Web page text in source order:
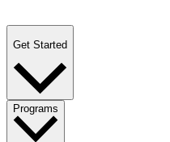
Get Started​​​​‌ ‍ ​‍​‍‌‍ ‌ ​‍‌‍‍‌‌‍‌ ‌‍‍‌‌‍ ‍​‍​‍​ ‍‍​‍​‍‌ ​ ‌‍​‌‌‍ ‍‌‍‍‌‌ ‌​‌ ‍‌​‍ ‍‌‍‍‌‌‍ ​‍​‍​‍ ​​‍​‍‌‍‍​‌ ​‍‌‍‌‌‌‍‌‍​‍​‍​ ‍‍​‍​‍‌‍‍​‌ ‌​‌ ‌​‌ ​​​ ‍‍​‍ ​‍ ‌‍ ​‌‍ ‌‍​ ‌‍​‌‌‍ ​‌‍‍​‌‍ ‌ ​ ‌ ‌​​ ‍‍​ ​ ​ ​ ​ ​ ​ ​ ​‍ ‌‍‍‌‌‍ ‍‌ ‌​‌‍‌‌‌‍ ‍‌ ‌​​‍ ‌‍‌‌‌‍‌​‌‍‍‌‌ ‌​​‍ ‌‍ ‌‌‍ ‌‍‌​‌‍‌‌​ ‌‌ ​​‌ ​‍‌‍‌‌‌ ​ ‌‍‌‌‌‍ ‍‌ ‌​‌‍​‌‌ ‌​‌‍‍‌‌‍ ‌‍ ‍​ ‍ ‌‍‍‌‌‍‌​​ ‌‌ ​ ‌‍‍‌‌ ‌​‌‍‌‌‌​‍​‌‍‌‌‌‍​‌‌‍‌​‌‍‌‌‌ ​‍​ ‍ ‌ ‌​‌ ‍‌‌ ​​‌‍‌‌​ ‌‌‍‍​‌‍‌‌‌‍​‌‌‍‌​‌‍‌‌‌ ​‍​ ‍ ‌ ​​‌‍​‌‌ ‌​‌‍‍​​ ‌‌‍‌ ‌‍‌‌‌ ‌​‌‌​ ‌ ‌​‌‍​‌‌ ​‍‌ ‌​‌‍‌‌‌‍‌​‌​ ‌‌‍‌‌‌‍ ‍‌ ‌‌​‍ ‍‌‍​‍‌ ‌​‌‍ ‍‌‌‌​‌‍‌‌‌ ‍​‌ ‌​​ ‌‍​‍‌‍​‌‌ ​ ‌‍‌‌‌‌‌‌‌ ​‍‌‍ ​​ ‌‌‍‍​‌ ‌​‌ ‌​‌ ​​​‍‌‌​ ​ ‌​​‌​‍‌‌​ ​‍‌​‌‍​‍‌‌​ ​‍‌​‌‍‌‍ ​‌‍ ‌‍​ ‌‍​‌‌‍ ​‌‍‍​‌‍ ‌ ​ ‌ ‌​​‍‌‌​ ​ ‌​​‌​ ​ ​ ​ ​ ​ ​ ​ ​‍‌‍‌‍‍‌‌‍‌​​ ‌‌ ​ ‌‍‍‌‌ ‌​‌‍‌‌‌​‍​‌‍‌‌‌‍​‌‌‍‌​‌‍‌‌‌ ​‍​‍‌‍‌ ‌​‌ ‍‌‌ ​​‌‍‌‌​ ‌‌‍‍​‌‍‌‌‌‍​‌‌‍‌​‌‍‌‌‌ ​‍​‍‌‍‌ ​​‌‍​‌‌ ‌​‌‍‍​​ ‌‌‍‌ ‌‍‌‌‌ ‌​‌‌​ ‌ ‌​‌‍​‌‌ ​‍‌ ‌​‌‍‌‌‌‍‌​‌​ ‌‌‍‌‌‌‍ ‍‌ ‌‌​‍ ‍‌‍​‍‌ ‌​‌‍ ‍‌‌‌​‌‍‌‌‌ ‍​‌ ‌​​‍‌‍‌ ​​‌‍‌‌‌ ​‍‌ ​ ‌ ​​‌‍‌‌‌‍​ ‌ ‌​‌‍‍‌‌ ‌‍‌‍‌‌​ ‌‌ ​​‌ ‌‌‌‍​‍‌‍ ​‌‍‍‌‌ ​ ‌‍‍​‌‍‌‌‌‍‌​​‍​‍‌ ‌
Programs​​​​‌ ‍ ​‍​‍‌‍ ‌ ​‍‌‍‍‌‌‍‌ ‌‍‍‌‌‍ ‍​‍​‍​ ‍‍​‍​‍‌ ​ ‌‍​‌‌‍ ‍‌‍‍‌‌ ‌​‌ ‍‌​‍ ‍‌‍‍‌‌‍ ​‍​‍​‍ ​​‍​‍‌‍‍​‌ ​‍‌‍‌‌‌‍‌‍​‍​‍​ ‍‍​‍​‍‌‍‍​‌ ‌​‌ ‌​‌ ​​​ ‍‍​‍ ​‍ ‌‍ ​‌‍ ‌‍​ ‌‍​‌‌‍ ​‌‍‍​‌‍ ‌ ​ ‌ ‌​​ ‍‍​ ​ ​ ​ ​ ​ ​ ​ ​‍ ‌‍‍‌‌‍ ‍‌ ‌​‌‍‌‌‌‍ ‍‌ ‌​​‍ ‌‍‌‌‌‍‌​‌‍‍‌‌ ‌​​‍ ‌‍ ‌‌‍ ‌‍‌​‌‍‌‌​ ‌‌ ​​‌ ​‍‌‍‌‌‌ ​ ‌‍‌‌‌‍ ‍‌ ‌​‌‍​‌‌ ‌​‌‍‍‌‌‍ ‌‍ ‍​ ‍ ‌‍‍‌‌‍‌​​ ‌‌ ​ ‌‍‍‌‌ ‌​‌‍‌‌‌​‍​‌‍‌‌‌‍​‌‌‍‌​‌‍‌‌‌ ​‍​ ‍ ‌ ‌​‌ ‍‌‌ ​​‌‍‌‌​ ‌‌‍‍​‌‍‌‌‌‍​‌‌‍‌​‌‍‌‌‌ ​‍​ ‍ ‌ ​​‌‍​‌‌ ‌​‌‍‍​​ ‌‌‍ ​‌‍‌‌‌‍‌‍‌ ‌​‌​ ‌‌‍‌‌‌‍ ‍‌ ‌‌‌ ​ ​‍‌‌​ ‌‌‌​​‍‌‌ ‌‍‍ ‌‍‌‌‌ ‍‌​‍‌‌​ ​ ‌​‌​​‍‌‌​ ​ ‌​‌​​‍‌‌​ ​‍​ ​‍​ ​ ‌‍‌​​ ‌​​ ​‌‌‍‌‌​ ‌​​ ​​​ ‌​‌‍‌‌‌‍‌​​ ​​​ ​​​‍‌‌​ ​‍​ ​‍​‍‌‌​ ‌‌‌​‌​​‍ ‍‌ ‌​‌‍‌‌‌ ‍​‌ ‌​​ ‌‍​‍‌‍​‌‌ ​ ‌‍‌‌‌‌‌‌‌ ​‍‌‍ ​​ ‌‌‍‍​‌ ‌​‌ ‌​‌ ​​​‍‌‌​ ​ ‌​​‌​‍‌‌​ ​‍‌​‌‍​‍‌‌​ ​‍‌​‌‍‌‍ ​‌‍ ‌‍​ ‌‍​‌‌‍ ​‌‍‍​‌‍ ‌ ​ ‌ ‌​​‍‌‌​ ​ ‌​​‌​ ​ ​ ​ ​ ​ ​ ​ ​‍‌‍‌‍‍‌‌‍‌​​ ‌‌ ​ ‌‍‍‌‌ ‌​‌‍‌‌‌​‍​‌‍‌‌‌‍​‌‌‍‌​‌‍‌‌‌ ​‍​‍‌‍‌ ‌​‌ ‍‌‌ ​​‌‍‌‌​ ‌‌‍‍​‌‍‌‌‌‍​‌‌‍‌​‌‍‌‌‌ ​‍​‍‌‍‌ ​​‌‍​‌‌ ‌​‌‍‍​​ ‌‌‍ ​‌‍‌‌‌‍‌‍‌ ‌​‌​ ‌‌‍‌‌‌‍ ‍‌ ‌‌‌ ​ ​‍‌‌​ ‌‌‌​​‍‌‌ ‌‍‍ ‌‍‌‌‌ ‍‌​‍‌‌​ ​ ‌​‌​​‍‌‌​ ​ ‌​‌​​‍‌‌​ ​‍​ ​‍​ ​ ‌‍‌​​ ‌​​ ​‌‌‍‌‌​ ‌​​ ​​​ ‌​‌‍‌‌‌‍‌​​ ​​​ ​​​‍‌‌​ ​‍​ ​‍​‍‌‌​ ‌‌‌​‌​​‍ ‍‌ ‌​‌‍‌‌‌ ‍​‌ ‌​​‍‌‍‌ ​​‌‍‌‌‌ ​‍‌ ​ ‌ ​​‌‍‌‌‌‍​ ‌ ‌​‌‍‍‌‌ ‌‍‌‍‌‌​ ‌‌ ​​‌ ‌‌‌‍​‍‌‍ ​‌‍‍‌‌ ​ ‌‍‍​‌‍‌‌‌‍‌​​‍​‍‌ ‌